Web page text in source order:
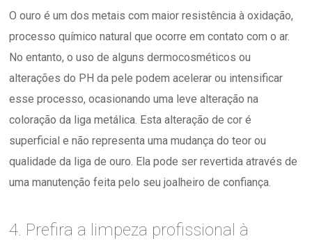
O ouro é um dos metais com maior resistência à oxidação,
processo químico natural que ocorre em contato com o ar.
No entanto, o uso de alguns dermocosméticos ou
alterações do PH da pele podem acelerar ou intensificar
esse processo, ocasionando uma leve alteração na
coloração da liga metálica. Esta alteração de cor é
superficial e não representa uma mudança do teor ou
qualidade da liga de ouro. Ela pode ser revertida através de
uma manutenção feita pelo seu joalheiro de confiança.
4. Prefira a limpeza profissional à